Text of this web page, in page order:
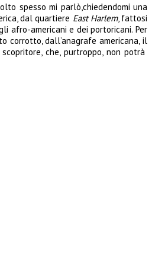
spesso mi parlò,chiedendomi una
dal quartiere East Harlem, fattosi
afro-americani e dei portoricani. Per
corrotto, dall’anagrafe americana, il
che, purtroppo, non potrà